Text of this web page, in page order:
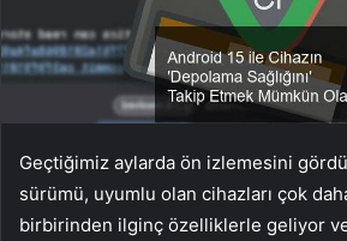
Geçtiğimiz aylarda ön izlemesini
sürümü, uyumlu olan cihazları çok
birbirinden ilginç özelliklerle geliyor